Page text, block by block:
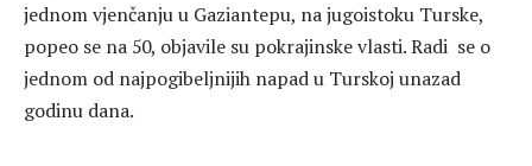
jednom vjenčanju u Gaziantepu, na jugoistoku Turske,
popeo se na 50, objavile su pokrajinske vlasti. Radi se o
jednom od najpogibeljnijih napad u Turskoj unazad
godinu dana.